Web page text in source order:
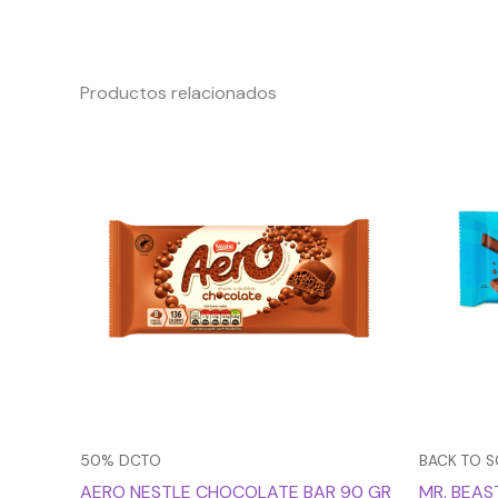
Productos relacionados
50% DCTO
AERO NESTLE CHOCOLATE BAR 90 GR
BACK TO
MR.